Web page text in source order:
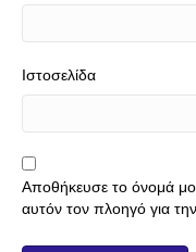
Ιστοσελίδα
Αποθήκευσε το όνομά
αυτόν τον πλοηγό για